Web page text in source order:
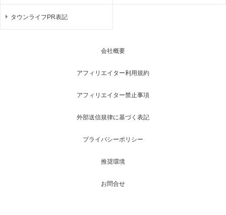
タウンライフPR表記
会社概要
アフィリエイター利用規約
アフィリエイター禁止事項
外部送信規律に基づく表記
プライバシーポリシー
推奨環境
お問合せ